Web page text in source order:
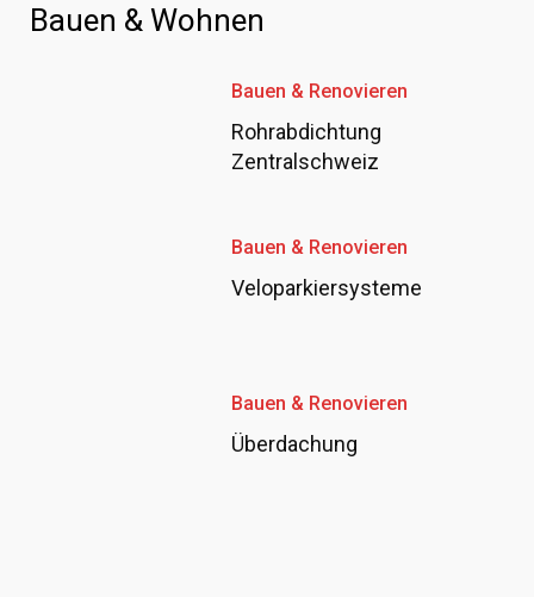
Bauen & Wohnen
Bauen & Renovieren
Rohrabdichtung
Zentralschweiz
Bauen & Renovieren
Veloparkiersysteme
Bauen & Renovieren
Überdachung